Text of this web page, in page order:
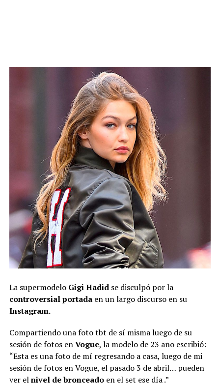
La supermodelo Gigi Hadidse disculpó por la
controversialportadaen un largo discurso en su
Instagram.
Compartiendo una foto tbt de sí misma luego de su
sesión de fotos enVogue, la modelo de 23 año escribió:
“Esta es una foto de mí regresando a casa, luego de mi
sesión de fotos en Vogue, el pasado 3 de abril… pueden
ver elnivel de bronceadoen el set ese día .”